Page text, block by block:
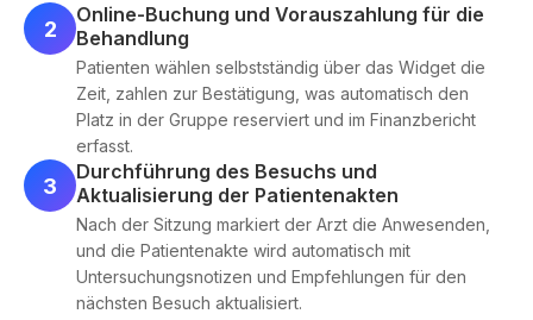
2
Online-Buchung und Vorauszahlung für die
Behandlung
Patienten wählen selbstständig über das Widget die
Zeit, zahlen zur Bestätigung, was automatisch den
Platz in der Gruppe reserviert und im Finanzbericht
erfasst.
3
Durchführung des Besuchs und
Aktualisierung der Patientenakten
Nach der Sitzung markiert der Arzt die Anwesenden,
und die Patientenakte wird automatisch mit
Untersuchungsnotizen und Empfehlungen für den
nächsten Besuch aktualisiert.